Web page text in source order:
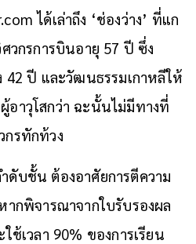
ได้เล่าถึง ‘ช่องว่าง’ ที่แก
วกรการบินอายุ 57 ปี ซึ่ง
42 ปี และวัฒนธรรมเกาหลีให้
อาวุโสกว่า ฉะนั้นไม่มีทางที่
รทักท้วง
ดับชั้น ต้องอาศัยการตีความ
กพิจารณาจากใบรับรองผล
ช้เวลา 90% ของการเรียน